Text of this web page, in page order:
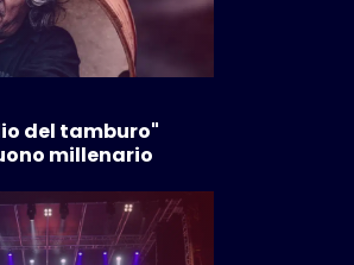
del tamburo"
millenario